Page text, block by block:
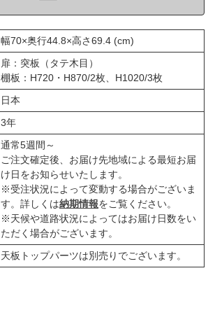
幅70×奥行44.8×高さ69.4 (cm)
扉：突板（タテ木目）
棚板：H720・H870/2枚、H1020/3枚
日本
3年
通常5週間～
ご注文確定後、お届け先地域による最短お届
け日をお知らせいたします。
※受注状況によって変動する場合がございま
す。詳しくは納期情報をご覧ください。
※天候や道路状況によってはお届け日数をい
ただく場合がございます。
天板トップパーツは別売りでございます。